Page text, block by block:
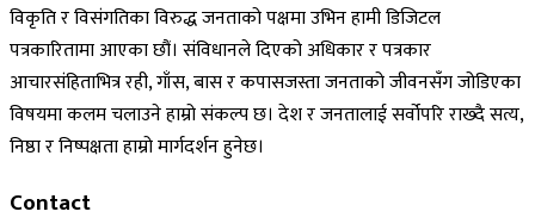
विकृति र विसंगतिका विरुद्ध जनताको पक्षमा उभिन हामी डिजिटल
पत्रकारितामा आएका छौं। संविधानले दिएको अधिकार र पत्रकार
आचारसंहिताभित्र रही, गाँस, बास र कपासजस्ता जनताको जीवनसँग जोडिएका
विषयमा कलम चलाउने हाम्रो संकल्प छ। देश र जनतालाई सर्वोपरि राख्दै सत्य,
निष्ठा र निष्पक्षता हाम्रो मार्गदर्शन हुनेछ।
Contact